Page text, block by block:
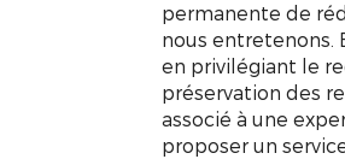
permanente de
nous entretenons.
en privilégiant le
préservation des
associé à une
proposer un